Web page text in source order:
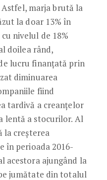
marja brută la
la doar 13% în
nivelul de 18%
doilea rând,
lucru finanțată prin
diminuarea
fiind
tardivă a creanțelor
lentă a stocurilor. Al
la creșterea
în perioada 2016-
acestora ajungând la
jumătate din totalul